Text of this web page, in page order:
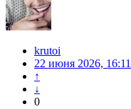
krutoi
22 июня 2026, 16:11
↑
↓
0